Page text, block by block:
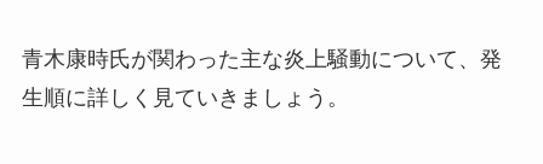
青木康時氏が関わった主な炎上騒動について、発
生順に詳しく見ていきましょう。